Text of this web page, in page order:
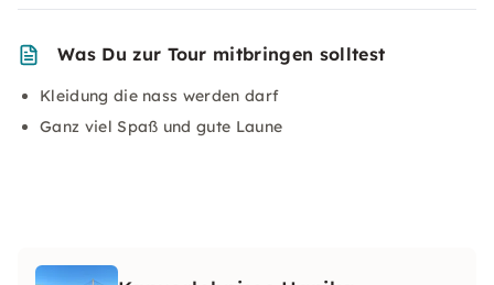
Was Du zur Tour mitbringen solltest
Kleidung die nass werden darf
Ganz viel Spaß und gute Laune